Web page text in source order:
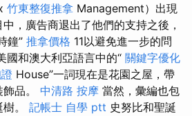
竹東整復推拿 Management）出現
，廣告商退出了他們的支持之後，
鐘” 推拿價格 11以避免進一步的問
國和澳大利亞語言中的“ 關鍵字優化
House”一詞現在是花園之屋，帶
品。 中清路 按摩 當然，彙編也包
。 記帳士 自學 ptt 史努比和聖誕